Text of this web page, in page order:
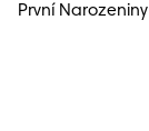
První